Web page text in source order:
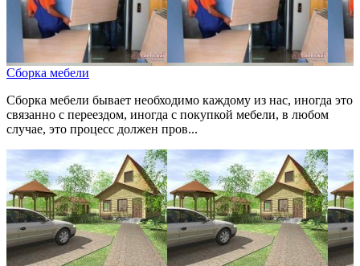
Сборка мебели
Сборка мебели бывает необходимо каждому из нас, иногда это
связанно с переездом, иногда с покупкой мебели, в любом
случае, это процесс должен пров...